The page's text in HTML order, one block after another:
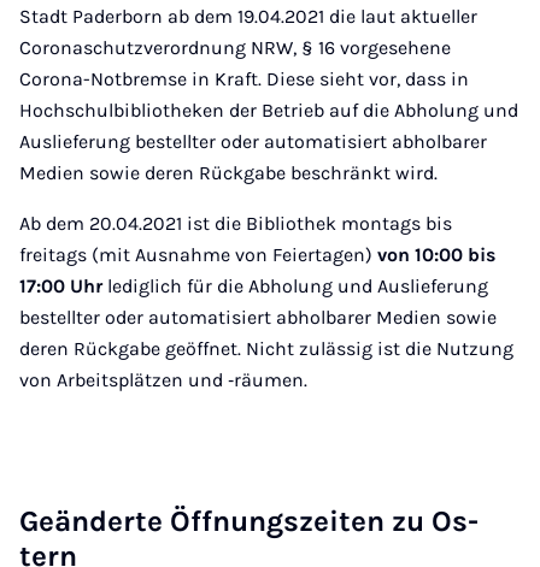
Stadt Paderborn ab dem 19.04.2021 die laut aktueller
Coronaschutzverordnung NRW, § 16 vorgesehene
Corona-Notbremse in Kraft. Diese sieht vor, dass in
Hochschulbibliotheken der Betrieb auf die Abholung und
Auslieferung bestellter oder automatisiert abholbarer
Medien sowie deren Rückgabe beschränkt wird.
Ab dem 20.04.2021 ist die Bibliothek montags bis
freitags (mit Ausnahme von Feiertagen) von 10:00 bis
17:00 Uhrlediglich für die Abholung und Auslieferung
bestellter oder automatisiert abholbarer Medien sowie
deren Rückgabe geöffnet. Nicht zulässig ist die Nutzung
von Arbeitsplätzen und ‑räumen.
Ge­än­der­te Öff­nungs­zei­ten zu Os­
tern